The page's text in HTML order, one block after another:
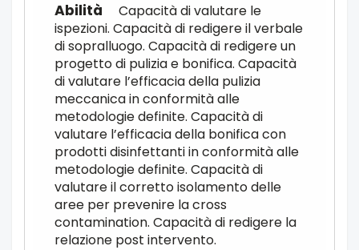
Capacità di valutare le
ispezioni. Capacità di redigere il verbale
di sopralluogo. Capacità di redigere un
progetto di pulizia e bonifica. Capacità
di valutare l’efficacia della pulizia
meccanica in conformità alle
metodologie definite. Capacità di
valutare l’efficacia della bonifica con
prodotti disinfettanti in conformità alle
metodologie definite. Capacità di
valutare il corretto isolamento delle
aree per prevenire la cross
contamination. Capacità di redigere la
relazione post intervento.